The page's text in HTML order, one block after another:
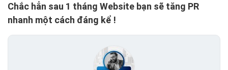
Chắc hẳn sau 1 tháng Website bạn sẽ tăng PR
nhanh một cách đáng kể !